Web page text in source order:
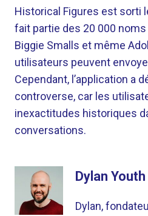
Historical Figures est sorti
fait partie des 20 000
Biggie Smalls et même
utilisateurs peuvent
Cependant, l’application a
controverse, car les
inexactitudes historiques
conversations.
Dylan Youth
Dylan,